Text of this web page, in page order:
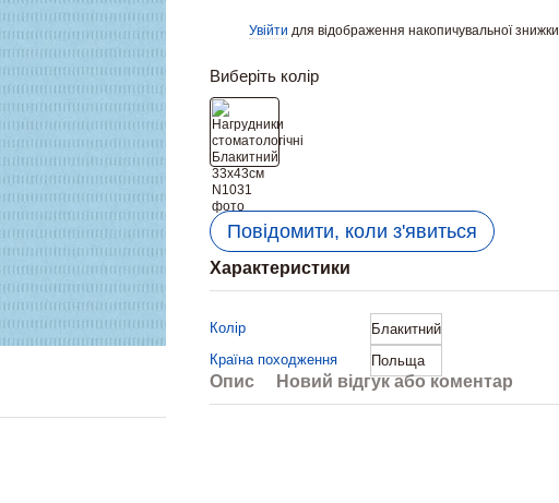
Увійти для відображення накопичувальної знижки
Виберіть колір
Повідомити, коли з'явиться
Характеристики
Колір
Блакитний
Країна походження
Польща
Опис Новий відгук або коментар